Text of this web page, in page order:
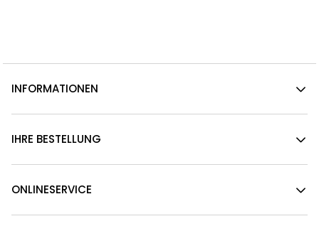
INFORMATIONEN
IHRE BESTELLUNG
ONLINESERVICE